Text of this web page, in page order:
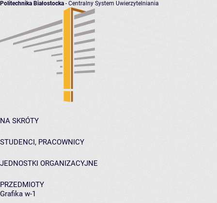
Politechnika Białostocka - Centralny System Uwierzytelniania
NA SKRÓTY
STUDENCI, PRACOWNICY
JEDNOSTKI ORGANIZACYJNE
PRZEDMIOTY
Grafika w-1